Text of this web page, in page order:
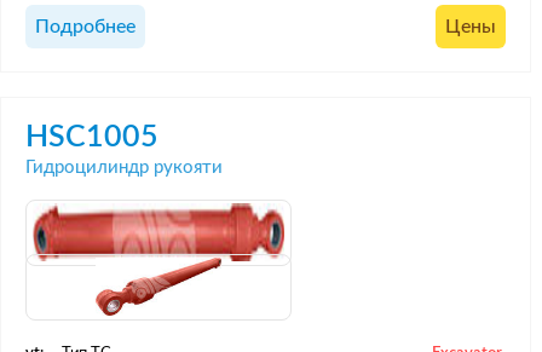
Подробнее Цены
HSC1005
Гидроцилиндр рукояти